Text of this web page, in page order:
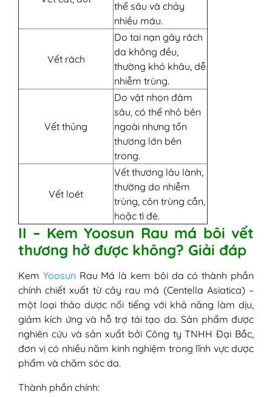
thể sâu và chảy
nhiều máu.
Vết rách
Do tai nạn gây rách
da không đều,
thường khó khâu, dễ
nhiễm trùng.
Vết thủng
Do vật nhọn đâm
sâu, có thể nhỏ bên
ngoài nhưng tổn
thương lớn bên
trong.
Vết loét
Vết thương lâu lành,
thường do nhiễm
trùng, côn trùng cắn,
hoặc tì đè.
II – Kem Yoosun Rau má bôi vết
thương hở được không? Giải đáp
Kem Yoosun Rau Má là kem bôi da có thành phần
chính chiết xuất từ cây rau má (Centella Asiatica) –
một loại thảo dược nổi tiếng với khả năng làm dịu,
giảm kích ứng và hỗ trợ tái tạo da. Sản phẩm được
nghiên cứu và sản xuất bởi Công ty TNHH Đại Bắc,
đơn vị có nhiều năm kinh nghiệm trong lĩnh vực dược
phẩm và chăm sóc da.
Thành phần chính: